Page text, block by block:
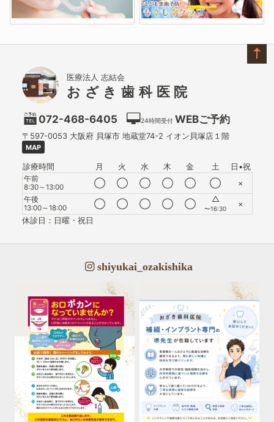
医療法人 志結会
おざき歯科医院
072-468-6405 24時間受付 WEBご予約
〒597-0053 大阪府 貝塚市 地蔵堂74-2 イオン貝塚店１階
MAP
診療時間 月 火 水 木 金 土 日•祝
午前
8:30～13:00
◯ ◯ ◯ ◯ ◯ ◯ ×
午後
13:00～18:00
◯ ◯ ◯ ◯ ◯ △
〜16:30
×
休診日：日曜・祝日
shiyukai_ozakishika